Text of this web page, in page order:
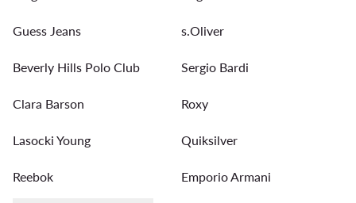
Guess Jeans s.Oliver
Beverly Hills Polo Club Sergio Bardi
Clara Barson Roxy
Lasocki Young Quiksilver
Reebok Emporio Armani